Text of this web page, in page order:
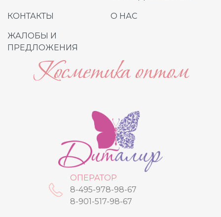
ЖАЛОБЫ И
ПРЕДЛОЖЕНИЯ
КОНТАКТЫ О НАС
Косметика оптом
ОПЕРАТОР
8-495-978-98-67
8-901-517-98-67